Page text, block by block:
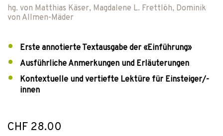
hg. von Matthias Käser, Magdalene L. Frettlöh, Dominik
von Allmen-Mäder
Erste annotierte Textausgabe der «Einführung»
Ausführliche Anmerkungen und Erläuterungen
Kontextuelle und vertiefte Lektüre für Einsteiger/-
innen
CHF 28.00